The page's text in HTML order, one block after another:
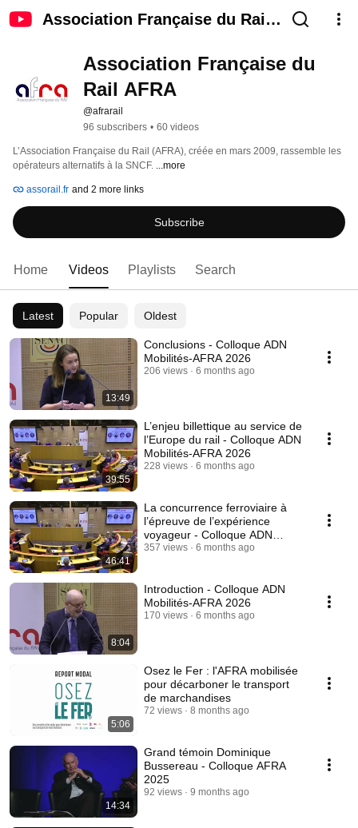
Association Française du Rail
Association Française du
Rail AFRA
@afrarail
96 subscribers • 60 videos
L’Association Française du Rail (AFRA), créée en mars 2009, rassemble les
opérateurs alternatifs à la SNCF. ...more
assorail.fr and 2 more links
Subscribe
Home Videos Playlists Search
Latest Popular Oldest
13:49
Conclusions - Colloque ADN
Mobilités-AFRA 2026
206 views 6 months ago
39:55
L’enjeu billettique au service de
l’Europe du rail - Colloque ADN
Mobilités-AFRA 2026
228 views 6 months ago
46:41
La concurrence ferroviaire à
l’épreuve de l’expérience
voyageur - Colloque ADN
Mobilités-AFRA 2026
357 views 6 months ago
8:04
Introduction - Colloque ADN
Mobilités-AFRA 2026
170 views 6 months ago
5:06
Osez le Fer : l'AFRA mobilisée
pour décarboner le transport
de marchandises
72 views 8 months ago
14:34
Grand témoin Dominique
Bussereau - Colloque AFRA
2025
92 views 9 months ago